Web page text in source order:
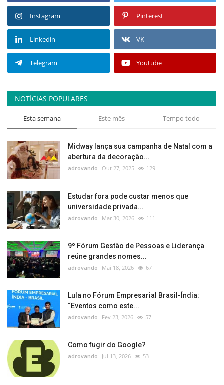
Instagram Pinterest
Linkedin VK
Telegram Youtube
NOTÍCIAS POPULARES
Esta semana Este mês Tempo todo
Midway lança sua campanha de Natal com a
abertura da decoração...
adrovando Out 27, 2025 129
Estudar fora pode custar menos que
universidade privada...
adrovando Mar 30, 2026 111
9º Fórum Gestão de Pessoas e Liderança
reúne grandes nomes...
adrovando Mai 18, 2026 67
Lula no Fórum Empresarial Brasil-Índia:
“Eventos como este...
adrovando Fev 23, 2026 57
Como fugir do Google?
adrovando Jul 13, 2026 53